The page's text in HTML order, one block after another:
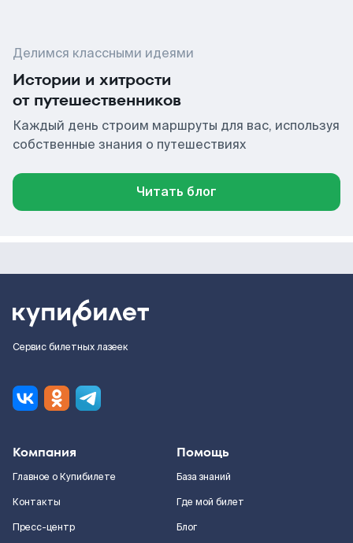
Делимся классными идеями
Истории и хитрости
от путешественников
Каждый день строим маршруты для вас, используя
собственные знания о путешествиях
Читать блог
Сервис билетных лазеек
Компания
Главное о Купибилете
Контакты
Пресс-центр
Помощь
База знаний
Где мой билет
Блог